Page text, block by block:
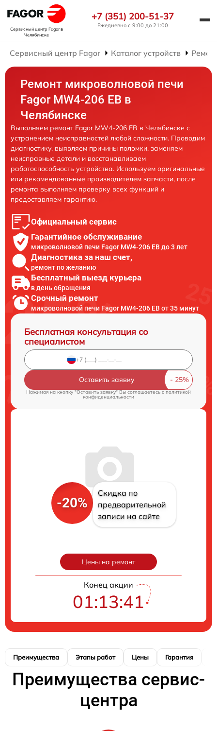
Сервисный центр Fagorв
Челябинске
+7 (351) 200-51-37
Ежедневно с 9:00 до 21:00
Сервисный центр Fagor Каталог устройств
Ремонт микроволновой печи
Fagor MW4-206 EB в
Челябинске
Выполняем ремонт Fagor MW4-206 EB в Челябинске с
устранением неисправностей любой сложности. Проводим
диагностику, выявляем причины поломки, заменяем
неисправные детали и восстанавливаем
работоспособность устройства. Используем оригинальные
или рекомендованные производителем запчасти, после
ремонта выполняем проверку всех функций и
предоставляем гарантию.
Официальный сервис
Гарантийное обслуживание
микроволновой печи Fagor MW4-206 EB до 3 лет
Диагностика за наш счет,
ремонт по желанию
Бесплатный выезд курьера
в день обращения
Срочный ремонт
микроволновой печи Fagor MW4-206 EB от 35 минут
Бесплатная консультация со
специалистом
Оставить заявку
Нажимая на кнопку "Оставить заявку" Вы соглашаетесь cполитикой
конфиденциальности
-20%
Скидка по
предварительной
записи на сайте
Цены на ремонт
Конец акции
01:13:40
Преимущества Этапы работ Цены Гарантия
Преимущества сервис-
центра